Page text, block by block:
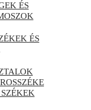
ÉS
ÉS